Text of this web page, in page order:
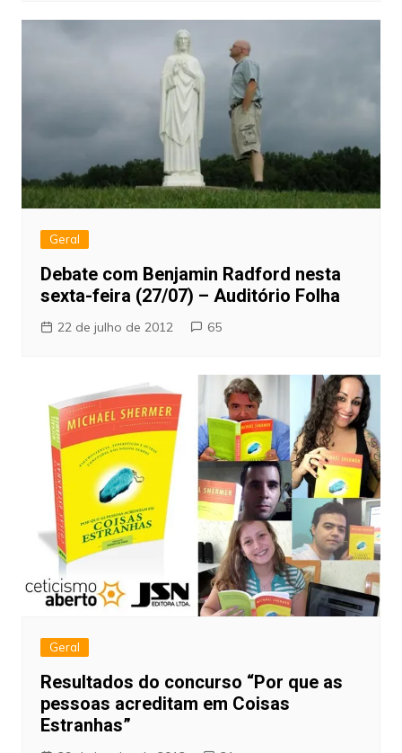
Geral
Debate com Benjamin Radford nesta
sexta-feira (27/07) – Auditório Folha
22 de julho de 2012 65
Geral
Resultados do concurso “Por que as
pessoas acreditam em Coisas
Estranhas”